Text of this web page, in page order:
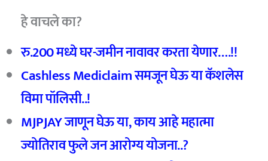
हे वाचले का?
रु.200 मध्ये घर-जमीन नावावर करता येणार….!!
Cashless Mediclaimसमजून घेऊ या कॅशलेस
विमा पॉलिसी..!
MJPJAYजाणून घेऊ या,काय आहे महात्मा
ज्योतिराव फुले जन आरोग्य योजना..?